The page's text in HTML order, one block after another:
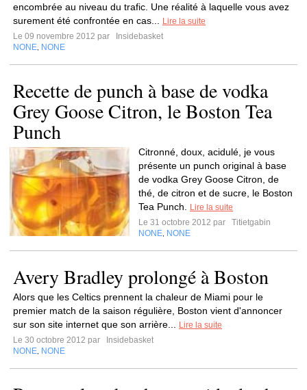
encombrée au niveau du trafic. Une réalité à laquelle vous avez
surement été confrontée en cas...
Lire la suite
Le 09 novembre 2012 par
Insidebasket
NONE NONE
Recette de punch à base de vodka
Grey Goose Citron, le Boston Tea
Punch
Citronné, doux, acidulé, je vous
présente un punch original à base
de vodka Grey Goose Citron, de
thé, de citron et de sucre, le Boston
Tea Punch.
Lire la suite
Le 31 octobre 2012 par
Titietgabin
NONE NONE
Avery Bradley prolongé à Boston
Alors que les Celtics prennent la chaleur de Miami pour le
premier match de la saison régulière, Boston vient d'annoncer
sur son site internet que son arrière...
Lire la suite
Le 30 octobre 2012 par
Insidebasket
NONE NONE